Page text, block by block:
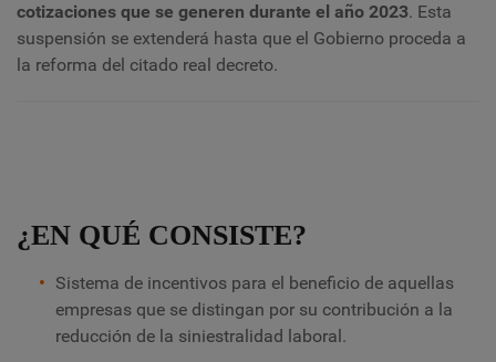
cotizaciones que se generen durante el año 2023. Esta
suspensión se extenderá hasta que el Gobierno proceda a
la reforma del citado real decreto.
¿EN QUÉ CONSISTE?
Sistema de incentivos para el beneficio de aquellas
empresas que se distingan por su contribución a la
reducción de la siniestralidad laboral.